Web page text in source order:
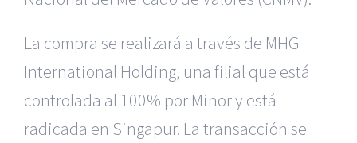
La compra se realizará a través de MHG
International Holding, una filial que está
controlada al 100% por Minor y está
radicada en Singapur. La transacción se